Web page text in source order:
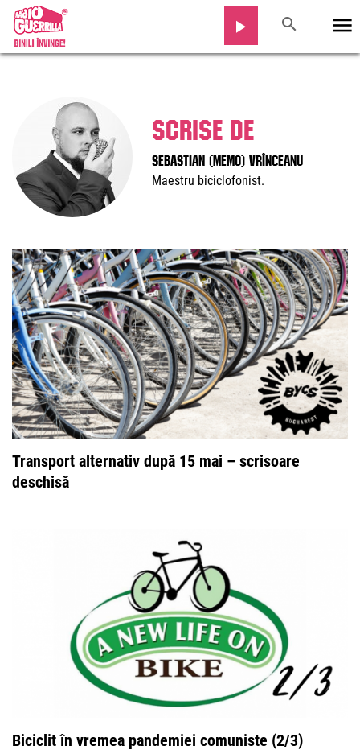
Scrise de
Sebastian (Memo) Vrînceanu
Maestru biciclofonist.
Transport alternativ după 15 mai – scrisoare
deschisă
Biciclit în vremea pandemiei comuniste (2/3)